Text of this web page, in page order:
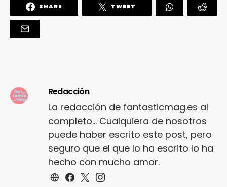
SHARE TWEET
Redacción
La redacción de fantasticmag.es al
completo... Cualquiera de nosotros
puede haber escrito este post, pero
seguro que el que lo ha escrito lo ha
hecho con mucho amor.